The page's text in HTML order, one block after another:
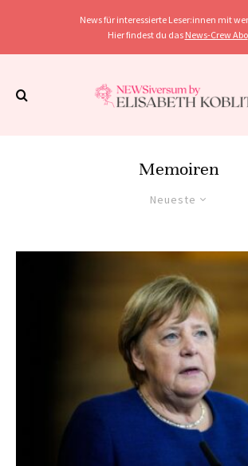
News für interessierte Leser:innen mit
Hier findest du das News-Crew Abo
Memoiren
Neueste